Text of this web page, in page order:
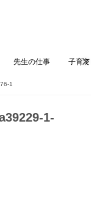
先生の仕事 子育て
1
1-